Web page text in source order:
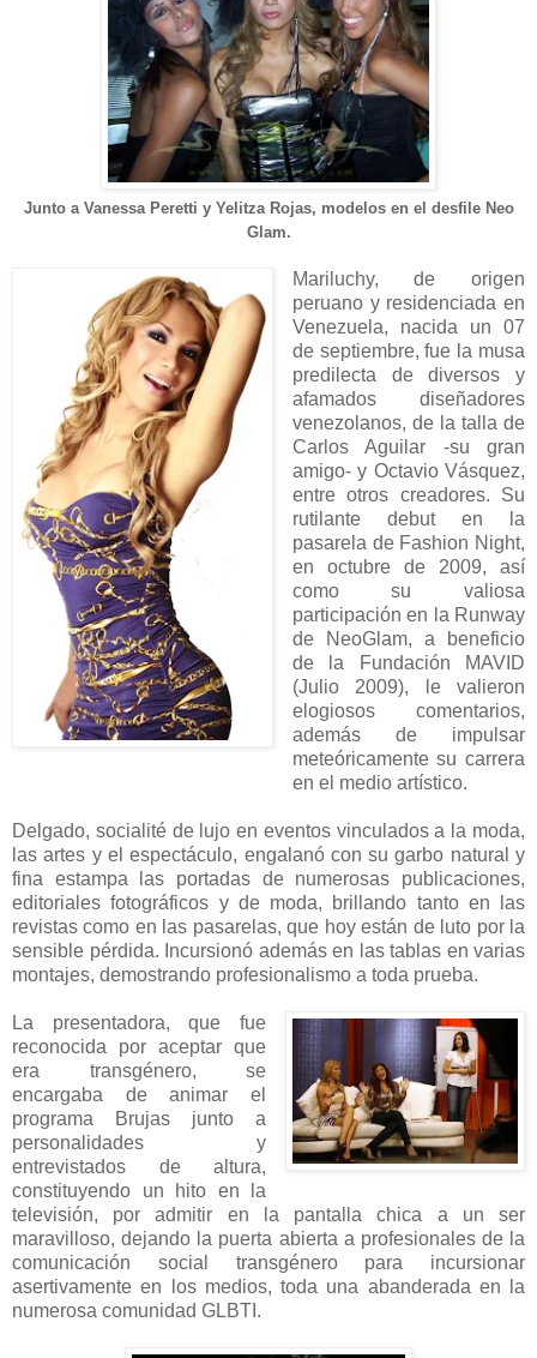
Junto a Vanessa Peretti y Yelitza Rojas, modelos en el desfile Neo
Glam.
Mariluchy, de origen
peruano y residenciada en
Venezuela, nacida un 07
de septiembre, fue la musa
predilecta de diversos y
afamados diseñadores
venezolanos, de la talla de
Carlos Aguilar -su gran
amigo- y Octavio Vásquez,
entre otros creadores. Su
rutilante debut en la
pasarela de Fashion Night,
en octubre de 2009, así
como su valiosa
participación en la Runway
de NeoGlam, a beneficio
de la Fundación MAVID
(Julio 2009), le valieron
elogiosos comentarios,
además de impulsar
meteóricamente su carrera
en el medio artístico.
Delgado, socialité de lujo en eventos vinculados a la moda,
las artes y el espectáculo, engalanó con su garbo natural y
fina estampa las portadas de numerosas publicaciones,
editoriales fotográficos y de moda, brillando tanto en las
revistas como en las pasarelas, que hoy están de luto por la
sensible pérdida. Incursionó además en las tablas en varias
montajes, demostrando profesionalismo a toda prueba.
La presentadora, que fue
reconocida por aceptar que
era transgénero, se
encargaba de animar el
programa Brujas junto a
personalidades y
entrevistados de altura,
constituyendo un hito en la
televisión, por admitir en la pantalla chica a un ser
maravilloso, dejando la puerta abierta a profesionales de la
comunicación social transgénero para incursionar
asertivamente en los medios, toda una abanderada en la
numerosa comunidad GLBTI.